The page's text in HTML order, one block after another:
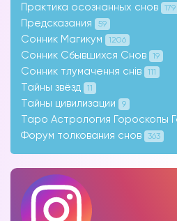
Практика осознанных снов 179
Предсказания 59
Сонник Магикум 1206
Сонник Сбывшихся Снов 19
Сонник тлумачення снів 111
Тайны звёзд 11
Тайны цивилизации 9
Таро Астрология Гороскопы
Форум толкования снов 363